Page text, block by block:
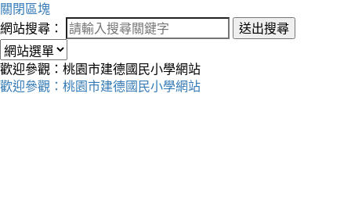
關閉區塊
網站搜尋：
送出搜尋
歡迎參觀：桃園市建德國民小學網站
歡迎參觀：桃園市建德國民小學網站